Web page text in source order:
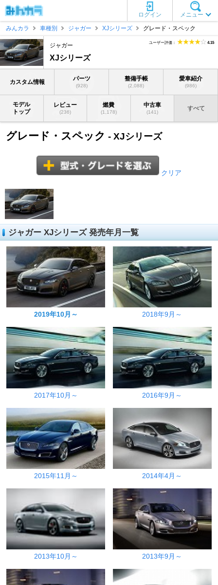
メニュー
ログイン
みんカラ
車種別 ジャガー XJシリーズ グレード・スペック
ジャガー
XJシリーズ
ユーザー評価： 4.15
カスタム情報 パーツ
(928)
整備手帳
(2,088)
愛車紹介
(986)
モデル
トップ
レビュー
(236)
燃費
(1,178)
中古車
(141)
すべて
グレード・スペック - XJシリーズ
クリア
ジャガー XJシリーズ 発売年月一覧
2019年10月～ 2018年9月～
2017年10月～ 2016年9月～
2015年11月～ 2014年4月～
2013年10月～ 2013年9月～